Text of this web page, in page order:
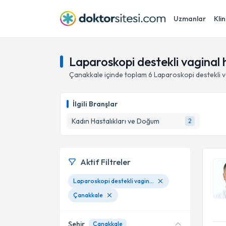
Uzmanlar
Laparoskopi destekli
Çanakkale içinde toplam 6 Laparoskopi destekli
İlgili Branşlar
Kadın Hastalıkları ve Doğum
2
Aktif Filtreler
Laparoskopi destekli vaginal histerektomi(histerektomi)(lavh)
Çanakkale
Şehir Çanakkale